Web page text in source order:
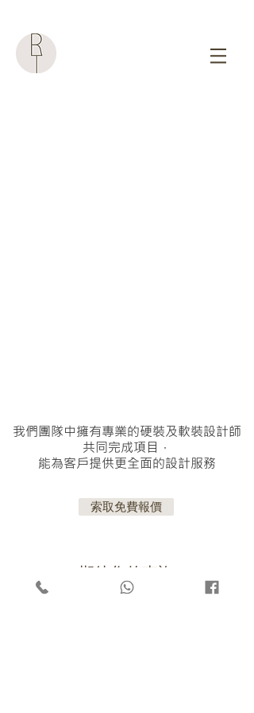
我們團隊中擁有專業的硬裝及軟裝設計師
共同完成項目，
能為客戶提供更全面的設計服務
索取免費報價
期待您的查詢